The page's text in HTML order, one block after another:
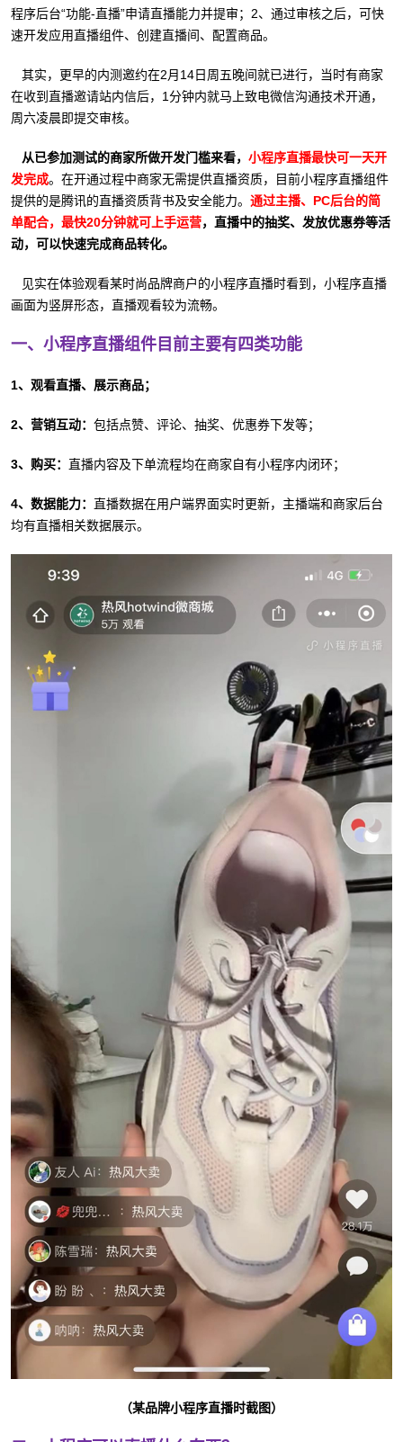
程序后台“功能-直播”申请直播能力并提审；2、通过审核之后，可快
速开发应用直播组件、创建直播间、配置商品。
其实，更早的内测邀约在2月14日周五晚间就已进行，当时有商家
在收到直播邀请站内信后，1分钟内就马上致电微信沟通技术开通，
周六凌晨即提交审核。
从已参加测试的商家所做开发门槛来看， 小程序直播最快可一天开
发完成。在开通过程中商家无需提供直播资质，目前小程序直播组件
提供的是腾讯的直播资质背书及安全能力。 通过主播、PC后台的简
单配合，最快20分钟就可上手运营，直播中的抽奖、发放优惠券等活
动，可以快速完成商品转化。
见实在体验观看某时尚品牌商户的小程序直播时看到，小程序直播
画面为竖屏形态，直播观看较为流畅。
一、小程序直播组件目前主要有四类功能
1、观看直播、展示商品；
2、营销互动： 包括点赞、评论、抽奖、优惠券下发等；
3、购买： 直播内容及下单流程均在商家自有小程序内闭环；
4、数据能力： 直播数据在用户端界面实时更新，主播端和商家后台
均有直播相关数据展示。
（某品牌小程序直播时截图）